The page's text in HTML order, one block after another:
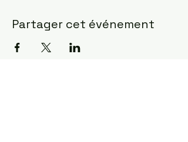
Partager cet événement